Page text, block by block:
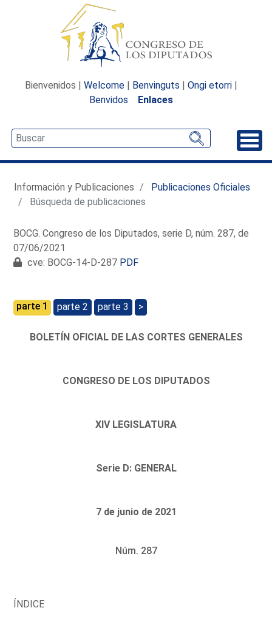
Bienvenidos | Welcome | Benvinguts | Ongi etorri |
Benvidos
Enlaces
Información y Publicaciones
Publicaciones Oficiales
Búsqueda de publicaciones
BOCG. Congreso de los Diputados, serie D, núm. 287, de
07/06/2021
cve: BOCG-14-D-287 PDF
parte 1 parte 2 parte 3 >
BOLETÍN OFICIAL DE LAS CORTES GENERALES
CONGRESO DE LOS DIPUTADOS
XIV LEGISLATURA
Serie D: GENERAL
7 de junio de 2021
Núm. 287
ÍNDICE